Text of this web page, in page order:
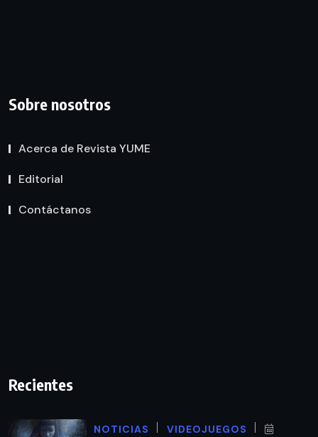
Sobre nosotros
Acerca de Revista YUME
Editorial
Contáctanos
Recientes
NOTICIAS VIDEOJUEGOS